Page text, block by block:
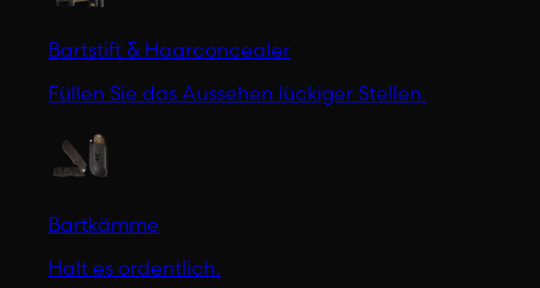
Bartstift & Haarconcealer
Füllen Sie das Aussehen lückiger Stellen.
Bartkämme
Halt es ordentlich.